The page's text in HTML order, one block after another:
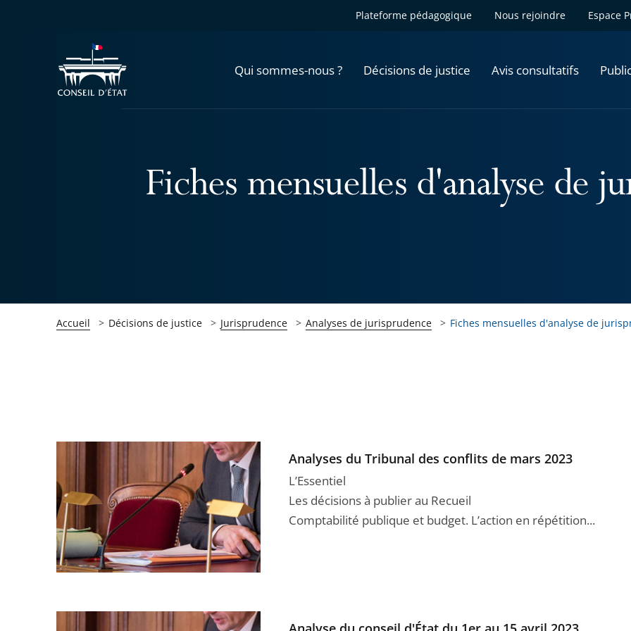
Plateforme pédagogique Nous rejoindre Espace
Qui sommes-nous ? Décisions de justice Avis consultatifs
Fiches mensuelles d'analyse de
Accueil Décisions de justice Jurisprudence Analyses de jurisprudence Fiches mensuelles d'analyse de
Analyses du Tribunal des conflits de mars 2023
L’Essentiel
Les décisions à publier au Recueil
Comptabilité publique et budget. L’action en répétition...